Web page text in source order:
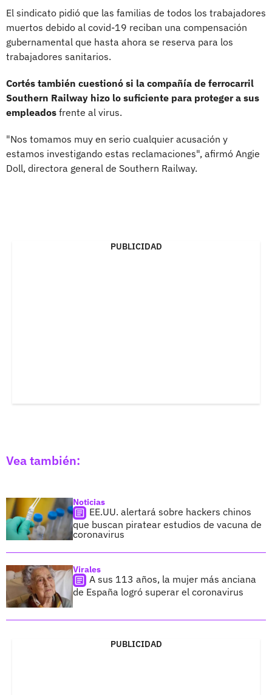
El sindicato pidió que las familias de todos los trabajadores
muertos debido al covid-19 reciban una compensación
gubernamental que hasta ahora se reserva para los
trabajadores sanitarios.
Cortés también cuestionó si la compañía de ferrocarril
Southern Railway hizo lo suficiente para proteger a sus
empleados frente al virus.
"Nos tomamos muy en serio cualquier acusación y
estamos investigando estas reclamaciones", afirmó Angie
Doll, directora general de Southern Railway.
PUBLICIDAD
Vea también:
Noticias
EE.UU. alertará sobre hackers chinos
que buscan piratear estudios de vacuna de
coronavirus
Virales
A sus 113 años, la mujer más anciana
de España logró superar el coronavirus
PUBLICIDAD